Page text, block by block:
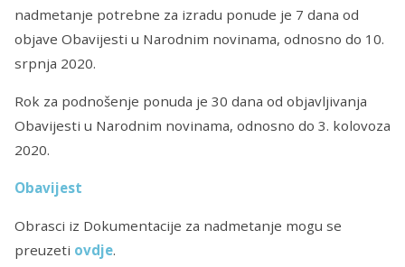
nadmetanje potrebne za izradu ponude je 7 dana od
objave Obavijesti u Narodnim novinama, odnosno do ‎10.
‎srpnja‎ ‎2020‎.
Rok za podnošenje ponuda je 30 dana od objavljivanja
Obavijesti u Narodnim novinama, odnosno do ‎3. ‎kolovoza
‎2020‎.
Obavijest
Obrasci iz Dokumentacije za nadmetanje mogu se
preuzeti ovdje.